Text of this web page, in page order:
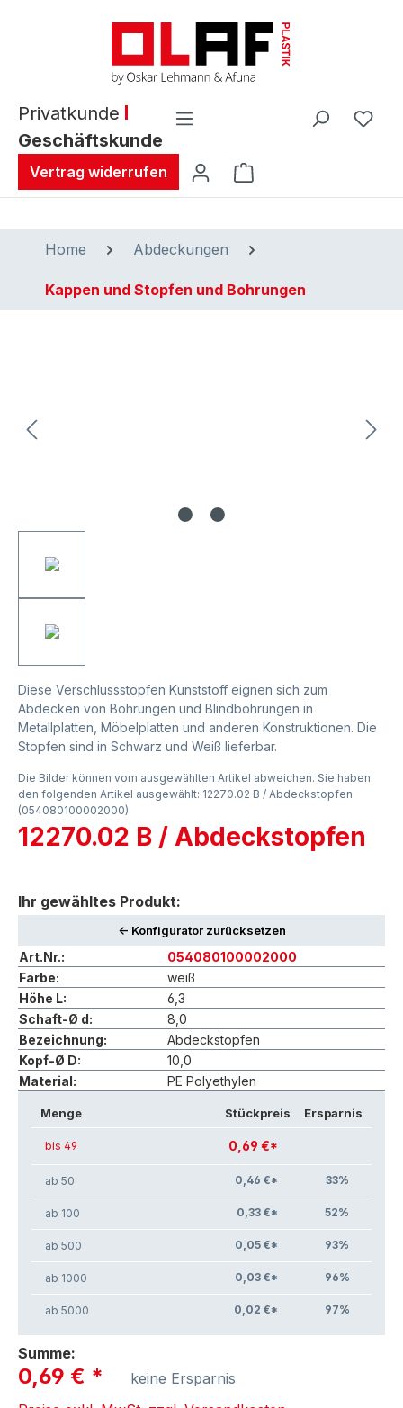
Privatkunde
Geschäftskunde
Vertrag widerrufen Warenkorb enthält
Home Abdeckungen
Kappen und Stopfen und Bohrungen
Diese Verschlussstopfen Kunststoff eignen sich zum
Abdecken von Bohrungen und Blindbohrungen in
Metallplatten, Möbelplatten und anderen Konstruktionen. Die
Stopfen sind in Schwarz und Weiß lieferbar.
Die Bilder können vom ausgewählten Artikel abweichen. Sie haben
den folgenden Artikel ausgewählt: 12270.02 B / Abdeckstopfen
(054080100002000)
12270.02 B / Abdeckstopfen
Ihr gewähltes Produkt:
<- Konfigurator zurücksetzen
Art.Nr.:
054080100002000
Farbe:
weiß
Höhe L:
6,3
Schaft-Ø d:
8,0
Bezeichnung:
Abdeckstopfen
Kopf-Ø D:
10,0
Material:
PE Polyethylen
Menge Stückpreis Ersparnis
bis 49 0,69 €*
ab 50 0,46 €* 33%
ab 100 0,33 €* 52%
ab 500 0,05 €* 93%
ab 1000 0,03 €* 96%
ab 5000 0,02 €* 97%
Summe:
0,69 € *
keine Ersparnis